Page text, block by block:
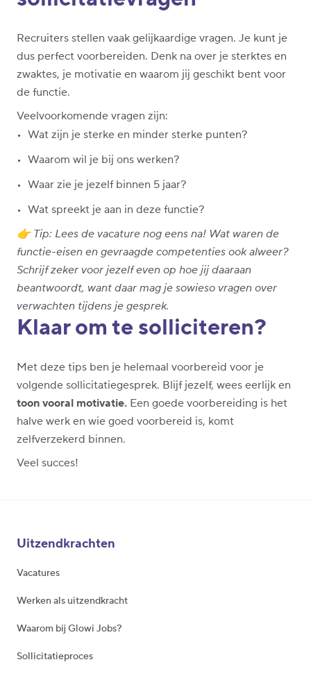
Recruiters stellen vaak gelijkaardige vragen. Je kunt je
dus perfect voorbereiden. Denk na over je sterktes en
zwaktes, je motivatie en waarom jij geschikt bent voor
de functie.
Veelvoorkomende vragen zijn:
Wat zijn je sterke en minder sterke punten?
Waarom wil je bij ons werken?
Waar zie je jezelf binnen 5 jaar?
Wat spreekt je aan in deze functie?
👉 Tip: Lees de vacature nog eens na! Wat waren de
functie-eisen en gevraagde competenties ook alweer?
Schrijf zeker voor jezelf even op hoe jij daaraan
beantwoordt, want daar mag je sowieso vragen over
verwachten tijdens je gesprek.
Klaar om te solliciteren?
Met deze tips ben je helemaal voorbereid voor je
volgende sollicitatiegesprek. Blijf jezelf, wees eerlijk en
toon vooral motivatie. Een goede voorbereiding is het
halve werk en wie goed voorbereid is, komt
zelfverzekerd binnen.
Veel succes!
Uitzendkrachten
Vacatures
Werken als uitzendkracht
Waarom bij Glowi Jobs?
Sollicitatieproces